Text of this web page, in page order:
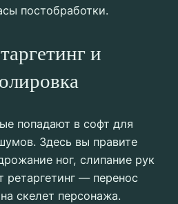
постобработки.
и
попадают в софт для
Здесь вы правите
ног, слипание рук
ретаргетинг — перенос
скелет персонажа.